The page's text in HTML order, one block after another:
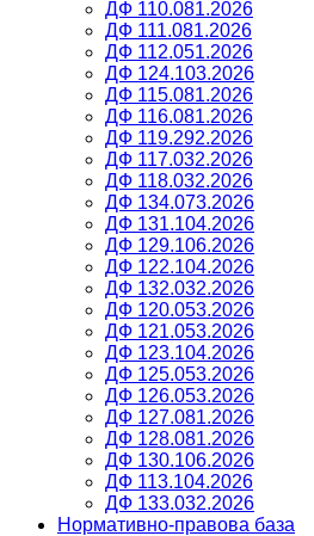
ДФ 110.081.2026
ДФ 111.081.2026
ДФ 112.051.2026
ДФ 124.103.2026
ДФ 115.081.2026
ДФ 116.081.2026
ДФ 119.292.2026
ДФ 117.032.2026
ДФ 118.032.2026
ДФ 134.073.2026
ДФ 131.104.2026
ДФ 129.106.2026
ДФ 122.104.2026
ДФ 132.032.2026
ДФ 120.053.2026
ДФ 121.053.2026
ДФ 123.104.2026
ДФ 125.053.2026
ДФ 126.053.2026
ДФ 127.081.2026
ДФ 128.081.2026
ДФ 130.106.2026
ДФ 113.104.2026
ДФ 133.032.2026
Нормативно-правова база